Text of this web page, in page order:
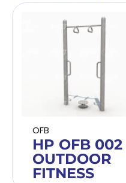
OFB
HP OFB 002
OUTDOOR
FITNESS